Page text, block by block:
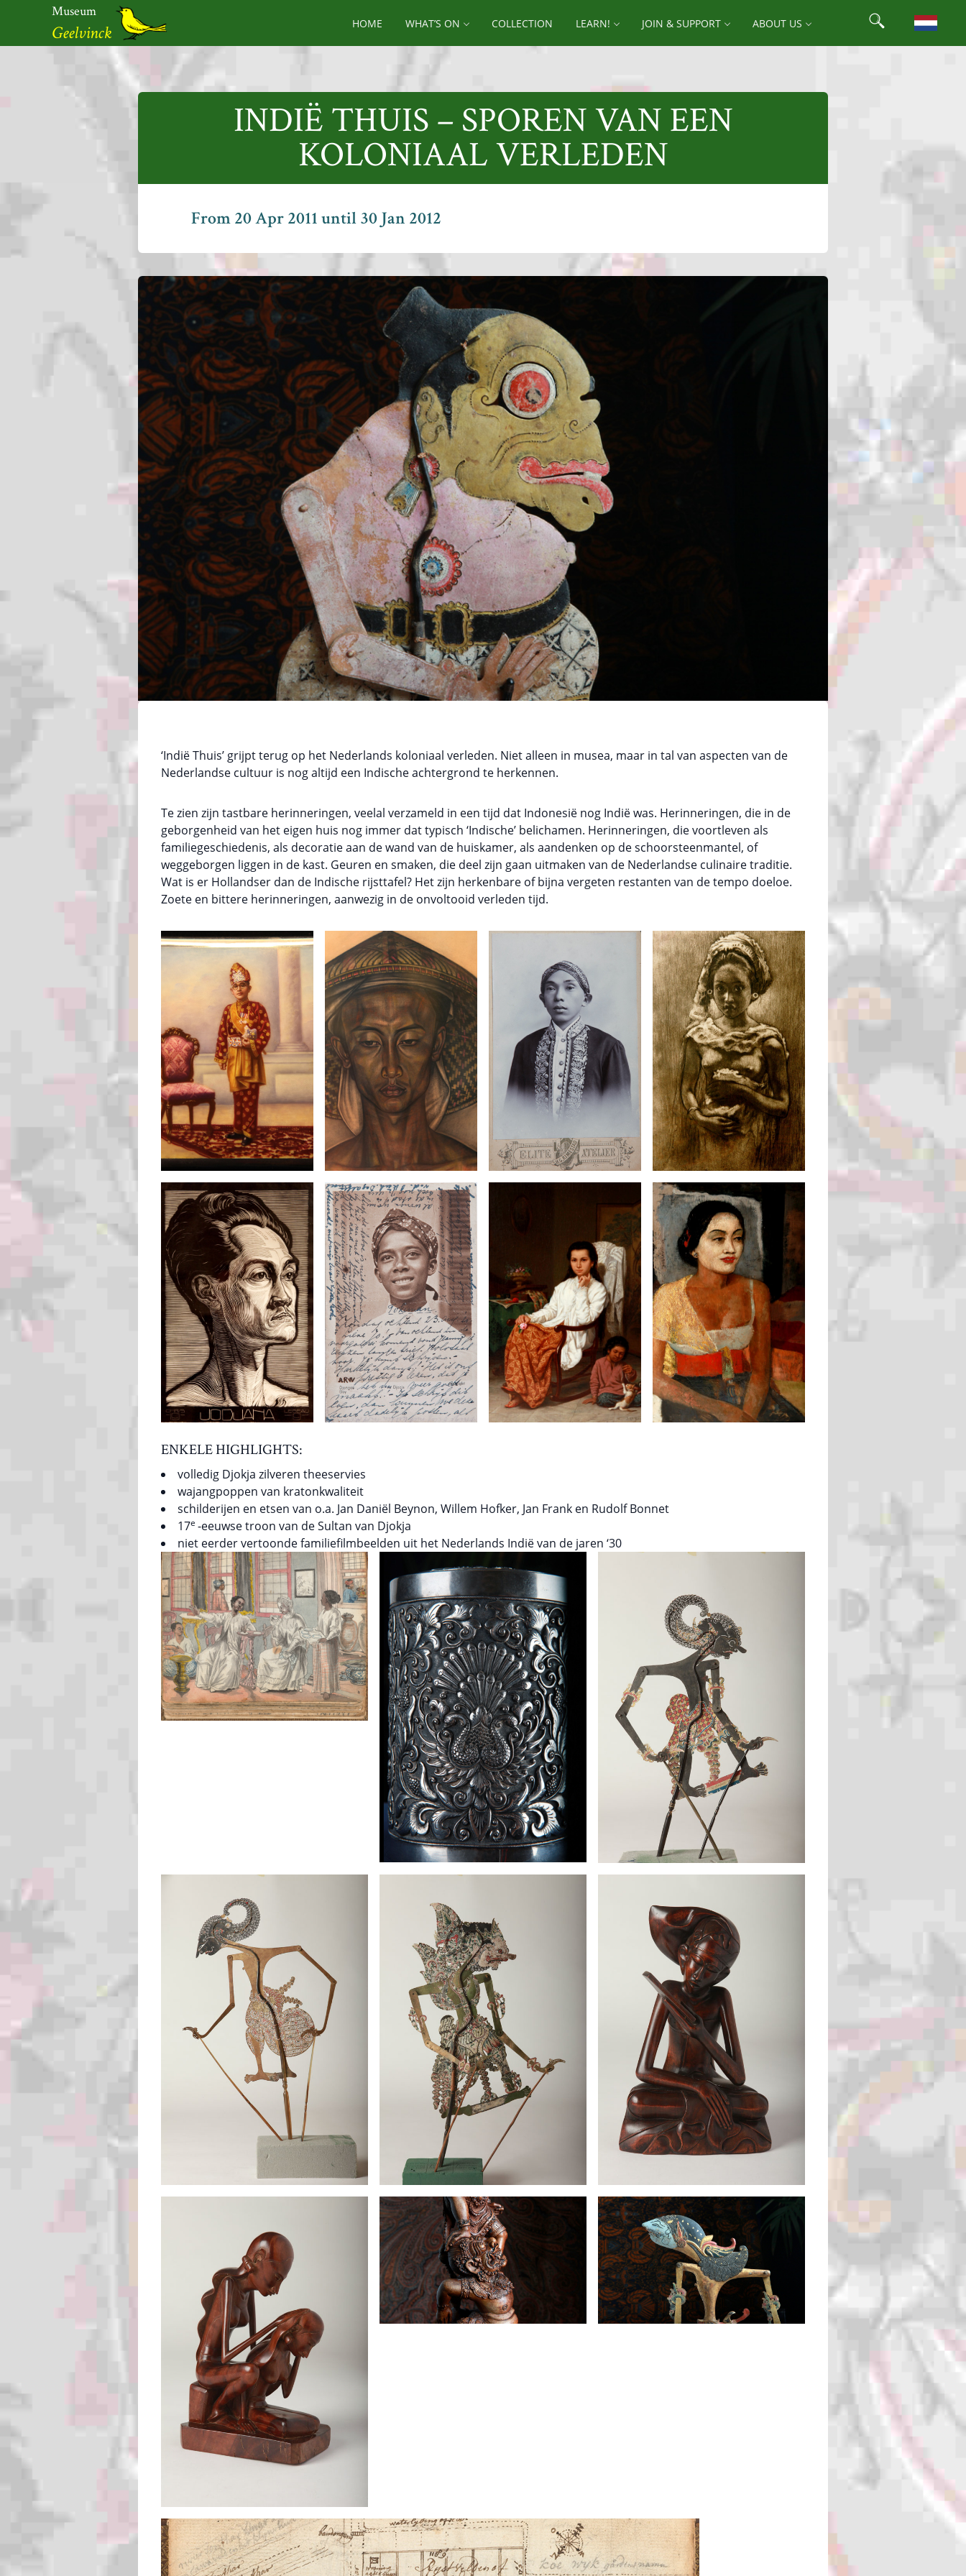
content
Museum
Geelvinck HOME WHAT’S ON COLLECTION LEARN! JOIN & SUPPORT ABOUT US Search
Search for:
INDIË THUIS – SPOREN VAN EEN
KOLONIAAL VERLEDEN
From 20 Apr 2011 until 30 Jan 2012
‘Indië Thuis’ grijpt terug op het Nederlands koloniaal verleden. Niet alleen in musea, maar in tal van aspecten van de
Nederlandse cultuur is nog altijd een Indische achtergrond te herkennen.
Te zien zijn tastbare herinneringen, veelal verzameld in een tijd dat Indonesië nog Indië was. Herinneringen, die in de
geborgenheid van het eigen huis nog immer dat typisch ‘Indische’ belichamen. Herinneringen, die voortleven als
familiegeschiedenis, als decoratie aan de wand van de huiskamer, als aandenken op de schoorsteenmantel, of
weggeborgen liggen in de kast. Geuren en smaken, die deel zijn gaan uitmaken van de Nederlandse culinaire traditie.
Wat is er Hollandser dan de Indische rijsttafel? Het zijn herkenbare of bijna vergeten restanten van de tempo doeloe.
Zoete en bittere herinneringen, aanwezig in de onvoltooid verleden tijd.
ENKELE HIGHLIGHTS:
volledig Djokja zilveren theeservies
wajangpoppen van kratonkwaliteit
schilderijen en etsen van o.a. Jan Daniël Beynon, Willem Hofker, Jan Frank en Rudolf Bonnet
17e -eeuwse troon van de Sultan van Djokja
niet eerder vertoonde familiefilmbeelden uit het Nederlands Indië van de jaren ‘30